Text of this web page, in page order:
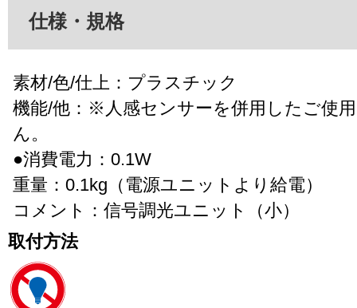
仕様・規格
素材/色/仕上：プラスチック
機能/他：※人感センサーを併用したご使
ん。
●消費電力：0.1W
重量：0.1kg（電源ユニットより給電）
コメント：信号調光ユニット（小）
取付方法